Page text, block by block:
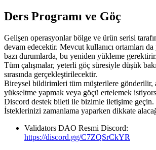
Ders Programı ve Göç
Gelişen operasyonlar bölge ve ürün serisi
devam edecektir. Mevcut kullanıcı ortamları
bazı durumlarda, bu yeniden yükleme gerektirir.
Tüm çalışmalar, yeterli göç süresiyle düşük
sırasında gerçekleştirilecektir.
Bireysel bildirimleri tüm müşterilere gönderilir,
yükseltme yapmak veya göçü ertelemek
Discord destek bileti ile bizimle iletişime geçin.
İsteklerinizi zamanlama yaparken dikkate
Validators DAO Resmi Discord:
https://discord.gg/C7ZQSrCkYR